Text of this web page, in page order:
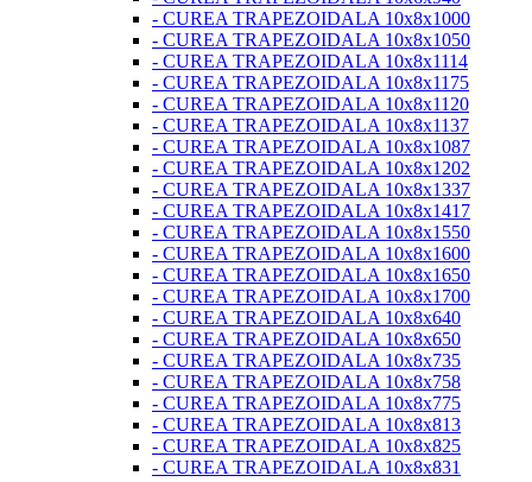
- CUREA TRAPEZOIDALA 10x8x1000
- CUREA TRAPEZOIDALA 10x8x1050
- CUREA TRAPEZOIDALA 10x8x1114
- CUREA TRAPEZOIDALA 10x8x1175
- CUREA TRAPEZOIDALA 10x8x1120
- CUREA TRAPEZOIDALA 10x8x1137
- CUREA TRAPEZOIDALA 10x8x1087
- CUREA TRAPEZOIDALA 10x8x1202
- CUREA TRAPEZOIDALA 10x8x1337
- CUREA TRAPEZOIDALA 10x8x1417
- CUREA TRAPEZOIDALA 10x8x1550
- CUREA TRAPEZOIDALA 10x8x1600
- CUREA TRAPEZOIDALA 10x8x1650
- CUREA TRAPEZOIDALA 10x8x1700
- CUREA TRAPEZOIDALA 10x8x640
- CUREA TRAPEZOIDALA 10x8x650
- CUREA TRAPEZOIDALA 10x8x735
- CUREA TRAPEZOIDALA 10x8x758
- CUREA TRAPEZOIDALA 10x8x775
- CUREA TRAPEZOIDALA 10x8x813
- CUREA TRAPEZOIDALA 10x8x825
- CUREA TRAPEZOIDALA 10x8x831